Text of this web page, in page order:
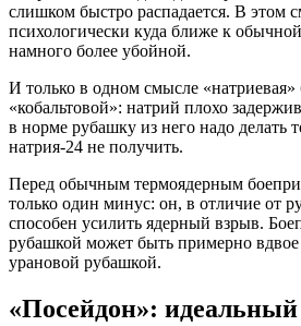
слишком быстро распадается. В этом
психологически куда ближе к
намного более убойной.
И только в одном смысле «натриевая»
«кобальтовой»: натрий плохо
в норме рубашку из него надо делать
натрия-24 не получить.
Перед обычным термоядерным
только один минус: он, в отличие от
способен усилить ядерный взрыв.
рубашкой может быть примерно вдвое
урановой рубашкой.
«Посейдон»: